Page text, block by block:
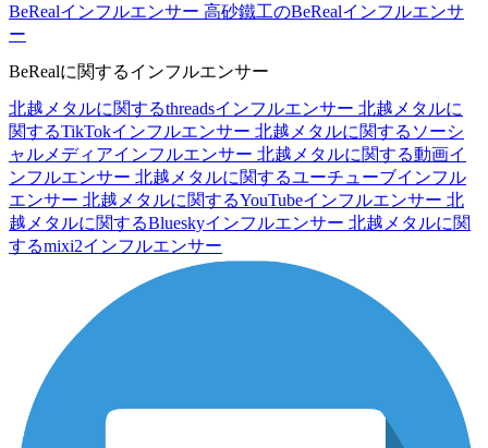
BeRealインフルエンサー 高砂鐵工のBeRealインフルエンサ
ー
BeRealに関するインフルエンサー
北越メタルに関するthreadsインフルエンサー 北越メタルに
関するTikTokインフルエンサー 北越メタルに関するソーシ
ャルメディアインフルエンサー 北越メタルに関する動画イ
ンフルエンサー 北越メタルに関するユーチューブインフル
エンサー 北越メタルに関するYouTubeインフルエンサー 北
越メタルに関するBlueskyインフルエンサー 北越メタルに関
するmixi2インフルエンサー